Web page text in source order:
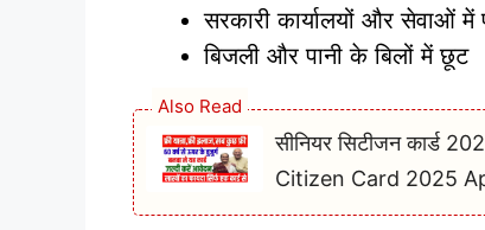
सरकारी कार्यालयों और सेवाओं में
बिजली और पानी के बिलों में छूट
Also Read
सीनियर सिटीजन कार्ड
Citizen Card 2025